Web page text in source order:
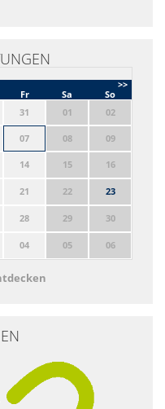
>>
Fr Sa
So
31 01 02
07 08 09
14 15 16
21 22 23
28 29 30
04 05 06